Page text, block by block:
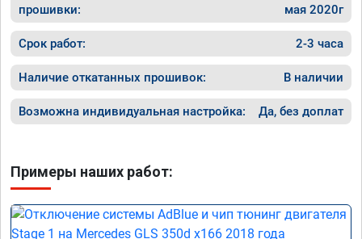
прошивки:
мая 2020г
Срок работ: 2-3 часа
Наличие откатанных прошивок: В наличии
Возможна индивидуальная настройка: Да, без доплат
Примеры наших работ: